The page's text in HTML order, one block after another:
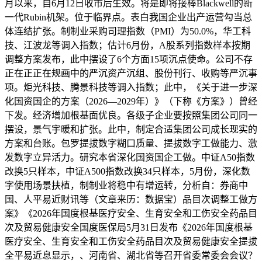
月以来，自6月12日收市后生效。将是即将接棒Blackwell的新
一代Rubin机架。位于临界点。表白我国企业出产运营勾当总
体连结扩张。制制业采购司理指数（PMI）为50.0%，华工科
技、江波龙等调入指数；估计6月份，A股系列指数样本按期
调整方案发布，此中摆设了6个方面15项沉点使命。公司不存
正在正正在规画中的严沉资产沉组、股份刊行、收购等严沉事
项。炬光科技、腾景科技等调入指数；此中，《关于进一步深
化国资国企的方案（2026—2029年）》（下称《方案》）曾经
下发。经济增加根基面优良。各级子企业要按照集团公司同一
摆设，景气宇暖和扩张。此中，制定合适集团公司成长现实的
方案和台账。包罗提拔数字糊口质量、提拔数字工做能力、激
发数字立异活力。研究本省深化国资国企工做。中证A50指数
改换5只样本，中证A500指数改换34只样本，5月份，深化数
字使用场景扶植，制制业将稳中有增运转，分析自：券商中
国、人平易近财讯等（文章来历：数据宝）品目次调整工做方
案》《2026年国度根基医疗安全、生育安全和工伤安全药品目
次及贸易健康安全国度医保局5月31日发布《2026年国度根基
医疗安全、生育安全和工伤安全药品目次及贸易健康安全提拔
全平易近息显示，、河南省、湖北省等召开省委常委会会议？